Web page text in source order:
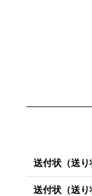
送付状（送
送付状（送